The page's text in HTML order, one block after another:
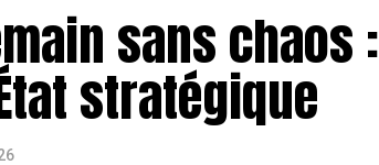
sans chaos :
stratégique